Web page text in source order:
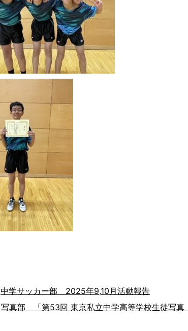
中学サッカー部 2025年9,10月活動報告
写真部 「第53回 東京私立中学高等学校生徒写真